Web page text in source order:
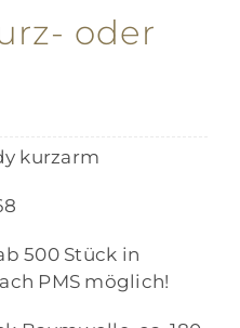
oder
kurzarm
500 Stück in
PMS möglich!